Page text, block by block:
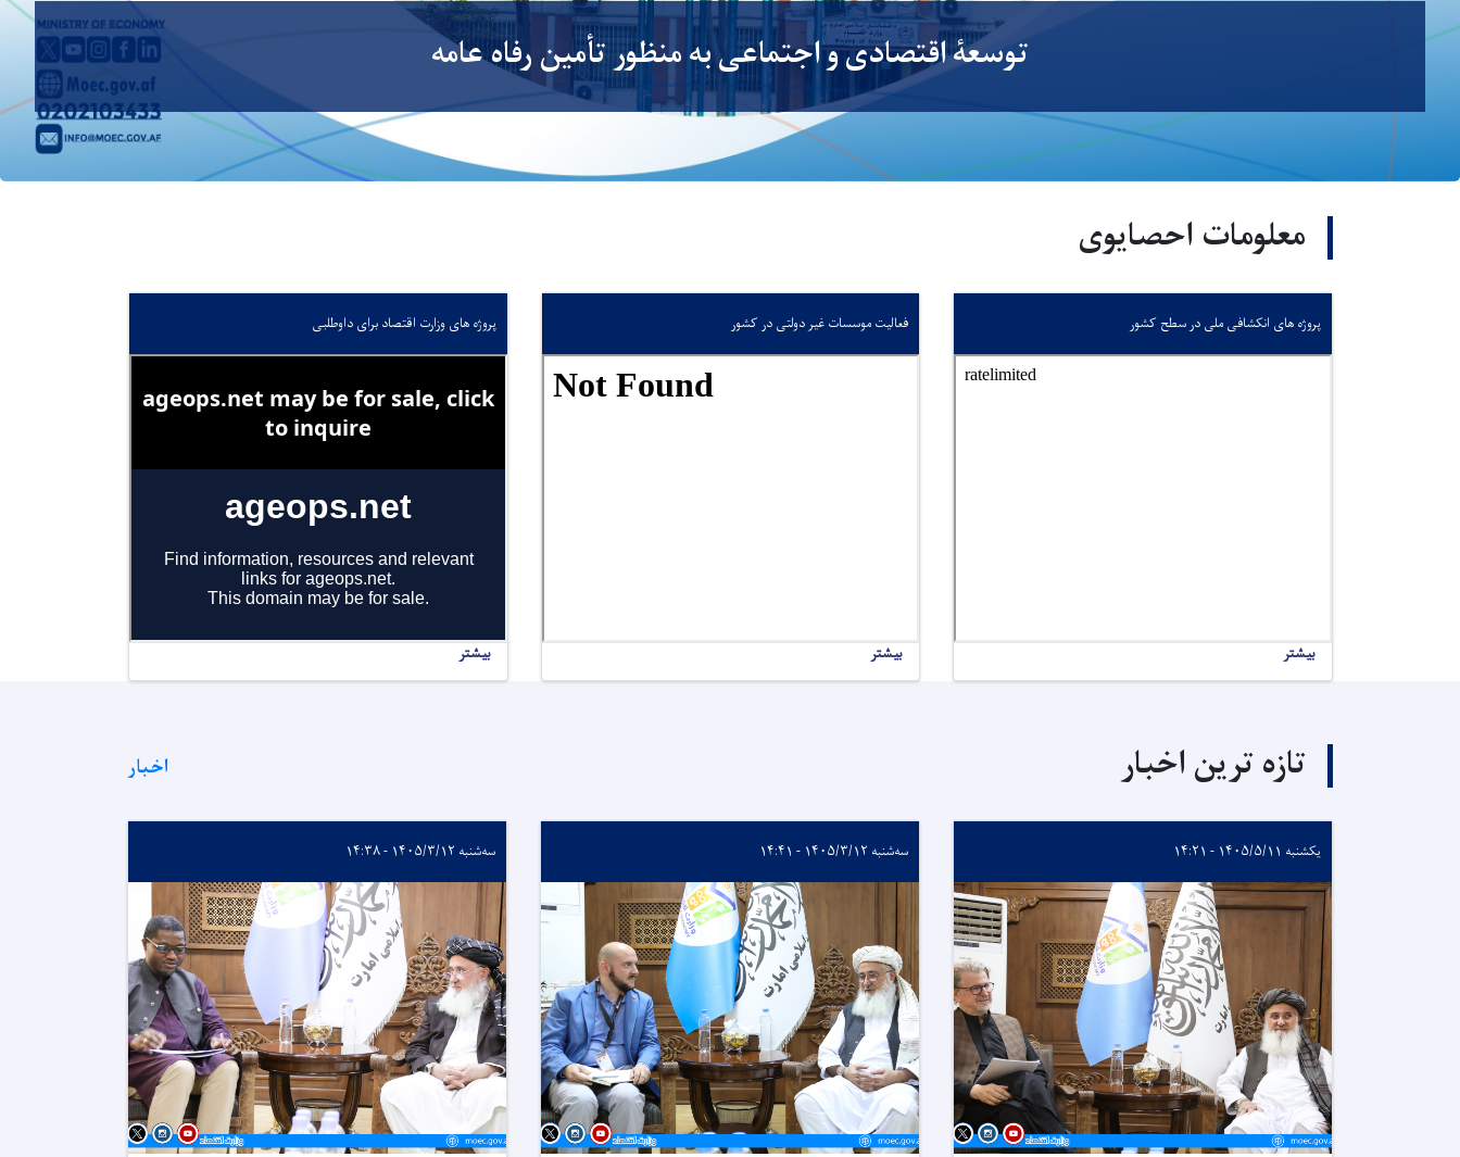
توسعۀ اقتصادی و اجتماعی به منظور تأمین رفاه عامه
معلومات احصایوی
پروژه های انکشافی ملی در سطح کشور
بیشتر
فعالیت موسسات غیر دولتی در کشور
بیشتر
پروژه های وزارت اقتصاد برای داوطلبی
بیشتر
تازه ترین اخبار اخبار
یکشنبه ۱۴۰۵/۵/۱۱ - ۱۴:۲۱ سه‌شنبه ۱۴۰۵/۳/۱۲ - ۱۴:۴۱ سه‌شنبه ۱۴۰۵/۳/۱۲ - ۱۴:۳۸